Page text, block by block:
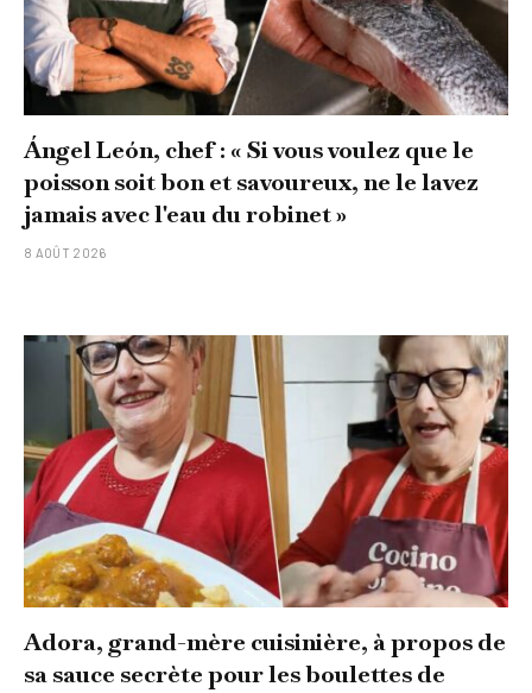
Ángel León, chef : « Si vous voulez que le
poisson soit bon et savoureux, ne le lavez
jamais avec l'eau du robinet »
8 AOÛT 2026
Adora, grand-mère cuisinière, à propos de
sa sauce secrète pour les boulettes de